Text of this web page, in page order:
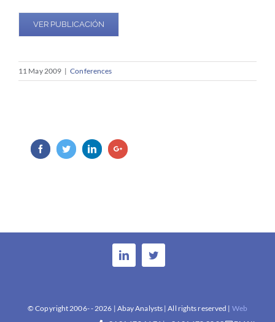
VER PUBLICACIÓN
11 May 2009 | Conferences
FacebookTwitterLinkedInGoogle+
© Copyright 2006- -2026 | Abay Analysts | All rights reserved | Web